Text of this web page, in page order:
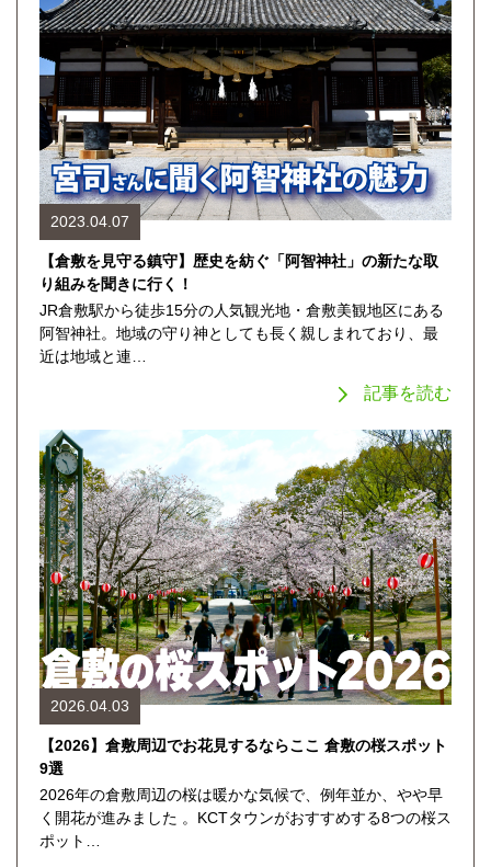
2023.04.07
【倉敷を見守る鎮守】歴史を紡ぐ「阿智神社」の新たな取
り組みを聞きに行く！
JR倉敷駅から徒歩15分の人気観光地・倉敷美観地区にある
阿智神社。地域の守り神としても長く親しまれており、最
近は地域と連…
記事を読む
2026.04.03
【2026】倉敷周辺でお花見するならここ 倉敷の桜スポット
9選
2026年の倉敷周辺の桜は暖かな気候で、例年並か、やや早
く開花が進みました 。KCTタウンがおすすめする8つの桜ス
ポット…